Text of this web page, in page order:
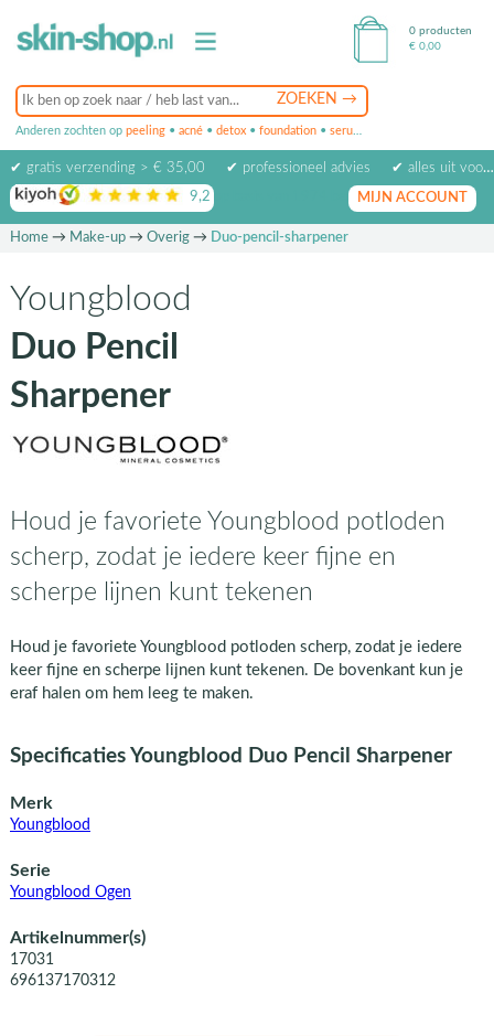
Anderen zochten op peeling • acné • detox • foundation • serum
0 producten
€ 0,00
✔ gratis verzending > € 35,00 ✔ professioneel advies
✔ alles uit voorraad leverbaar
9,2 op basis van beoordelingen
MIJN ACCOUNT
Home→ Make-up→ Overig→ Duo-pencil-sharpener
Youngblood
Duo Pencil
Sharpener
Houd je favoriete Youngblood potloden
scherp, zodat je iedere keer fijne en
scherpe lijnen kunt tekenen
Houd je favoriete Youngblood potloden scherp, zodat je iedere
keer fijne en scherpe lijnen kunt tekenen. De bovenkant kun je
eraf halen om hem leeg te maken.
Specificaties Youngblood Duo Pencil Sharpener
Merk
Youngblood
Serie
Youngblood Ogen
Artikelnummer(s)
17031
696137170312